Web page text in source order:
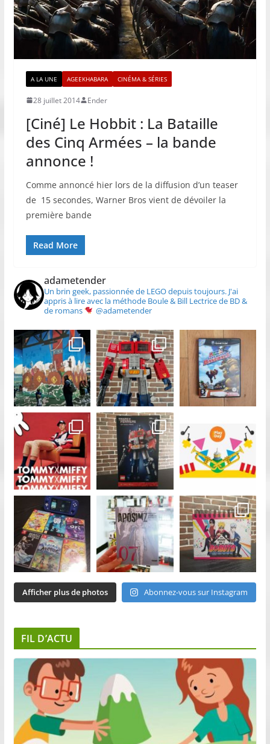
A LA UNE AGEEKHABARA CINÉMA & SÉRIES
28 juillet 2014 Ender
[Ciné] Le Hobbit : La Bataille
des Cinq Armées – la bande
annonce !
Comme annoncé hier lors de la diffusion d’un teaser
de 15 secondes, Warner Bros vient de dévoiler la
première bande
Read More
adametender
Un brin geek, passionnée de LEGO depuis toujours.J'ai
appris à lire avec la méthode Boule & Bill Lectrice de BD &
de romans
@adametender
Afficher plus de photos Abonnez-vous sur Instagram
FIL D’ACTU